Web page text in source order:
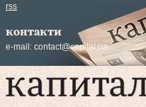
rss
контакти
e-mail: contact@capital.ua